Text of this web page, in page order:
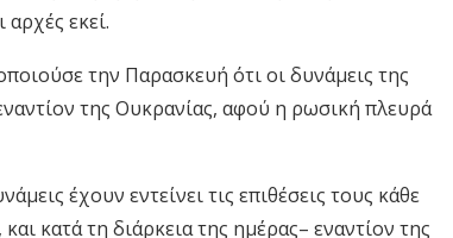
εκεί.
την Παρασκευή ότι οι δυνάμεις της
της Ουκρανίας, αφού η ρωσική πλευρά
έχουν εντείνει τις επιθέσεις τους κάθε
κατά τη διάρκεια της ημέρας– εναντίον της